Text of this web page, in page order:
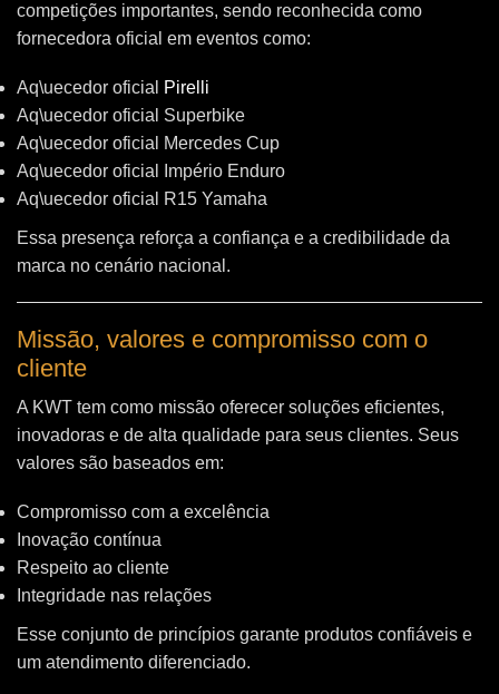
competições importantes, sendo reconhecida como
fornecedora oficial em eventos como:
Aq\uecedor oficial
Pirelli
Aq\uecedor oficial Superbike
Aq\uecedor oficial Mercedes Cup
Aq\uecedor oficial Império Enduro
Aq\uecedor oficial R15 Yamaha
Essa presença reforça a confiança e a credibilidade da
marca no cenário nacional.
Missão, valores e compromisso com o
cliente
A KWT tem como missão oferecer soluções eficientes,
inovadoras e de alta qualidade para seus clientes. Seus
valores são baseados em:
Compromisso com a excelência
Inovação contínua
Respeito ao cliente
Integridade nas relações
Esse conjunto de princípios garante produtos confiáveis e
um atendimento diferenciado.